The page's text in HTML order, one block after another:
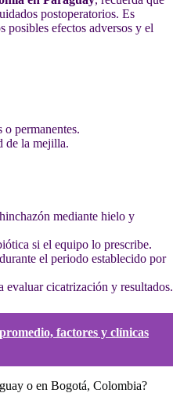
postoperatorios. Es
posibles efectos adversos y el
o permanentes.
de la mejilla.
mediante hielo y
si el equipo lo prescribe.
el periodo establecido por
evaluar cicatrización y resultados.
factores y clínicas
o en Bogotá, Colombia?